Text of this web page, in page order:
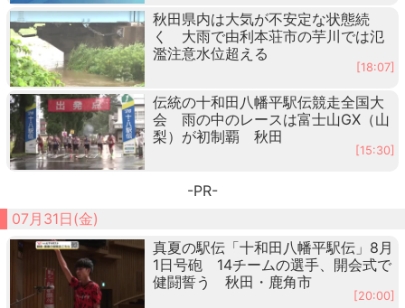
秋田県内は大気が不安定な状態続
く 大雨で由利本荘市の芋川では氾
濫注意水位超える
[18:07]
伝統の十和田八幡平駅伝競走全国大
会 雨の中のレースは富士山GX（山
梨）が初制覇 秋田
[15:30]
-PR-
07月31日(金)
真夏の駅伝「十和田八幡平駅伝」8月
1日号砲 14チームの選手、開会式で
健闘誓う 秋田・鹿角市
[20:00]